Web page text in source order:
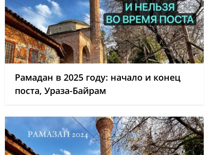
Рамадан в 2025 году: начало и конец
поста, Ураза-Байрам